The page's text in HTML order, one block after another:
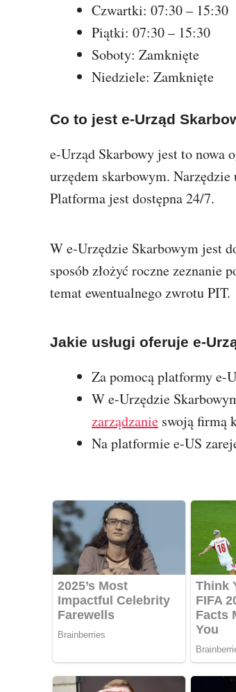
Czwartki: 07:30 – 15:30
Piątki: 07:30 – 15:30
Soboty: Zamknięte
Niedziele: Zamknięte
Co to jest e-Urząd
e-Urząd Skarbowy jest to nowa
urzędem skarbowym.
Platforma jest dostępna 24/7.
W e-Urzędzie Skarbowym jest
sposób złożyć roczne zeznanie
temat ewentualnego zwrotu PIT.
Jakie usługi oferuje e-
Za pomocą platformy e-
W e-Urzędzie
zarządzanie swoją firmą
Na platformie e-US